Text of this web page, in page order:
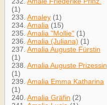
(1)
233. Amaley (1)
234. Amalia (15)
235. Amalia "Mollie" (1)
236. Amalia (Juliana) (1)
237. Amalia Auguste Fürstin
(1)
238. Amalia Auguste Prizessin
(1)
239. Amalia Emma Katharina
(1)
240. Amalia Gräfin (2)